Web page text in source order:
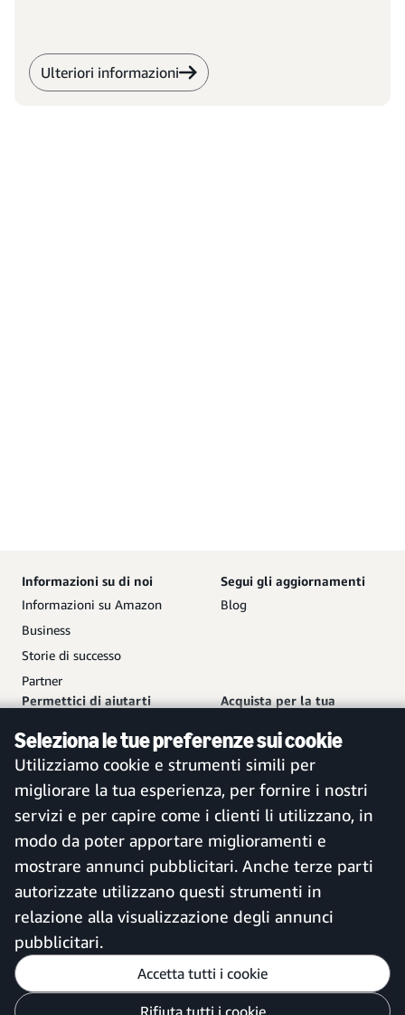
Ulteriori informazioni
Seleziona le tue preferenze sui cookie
Utilizziamo cookie e strumenti simili per
migliorare la tua esperienza, per fornire i nostri
servizi e per capire come i clienti li utilizzano, in
modo da poter apportare miglioramenti e
mostrare annunci pubblicitari. Anche terze parti
autorizzate utilizzano questi strumenti in
relazione alla visualizzazione degli annunci
pubblicitari.
Accetta tutti i cookie
Rifiuta tutti i cookie
Informazioni su di noi
Informazioni su Amazon
Business
Storie di successo
Partner
Segui gli aggiornamenti
Blog
Permettici di aiutarti
Servizio clienti
Mappa del sito
Acquista per la tua
Crea un account gratuito
Accedi al tuo account
App per dispositivi mobili di
Amazon Business
Italia
Personalizza le mie preferenze